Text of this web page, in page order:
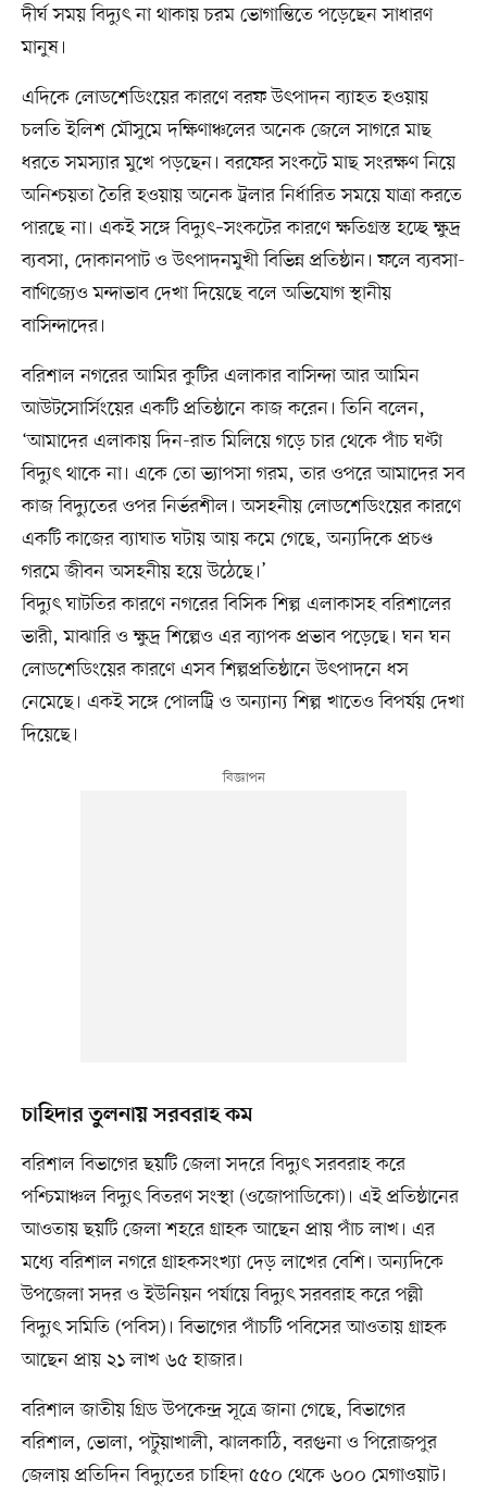
দীর্ঘ সময় বিদ্যুৎ না থাকায় চরম ভোগান্তিতে পড়েছেন সাধারণ
মানুষ।
এদিকে লোডশেডিংয়ের কারণে বরফ উৎপাদন ব্যাহত হওয়ায়
চলতি ইলিশ মৌসুমে দক্ষিণাঞ্চলের অনেক জেলে সাগরে মাছ
ধরতে সমস্যার মুখে পড়ছেন। বরফের সংকটে মাছ সংরক্ষণ নিয়ে
অনিশ্চয়তা তৈরি হওয়ায় অনেক ট্রলার নির্ধারিত সময়ে যাত্রা করতে
পারছে না। একই সঙ্গে বিদ্যুৎ–সংকটের কারণে ক্ষতিগ্রস্ত হচ্ছে ক্ষুদ্র
ব্যবসা, দোকানপাট ও উৎপাদনমুখী বিভিন্ন প্রতিষ্ঠান। ফলে ব্যবসা-
বাণিজ্যেও মন্দাভাব দেখা দিয়েছে বলে অভিযোগ স্থানীয়
বাসিন্দাদের।
বরিশাল নগরের আমির কুটির এলাকার বাসিন্দা আর আমিন
আউটসোর্সিংয়ের একটি প্রতিষ্ঠানে কাজ করেন। তিনি বলেন,
‘আমাদের এলাকায় দিন-রাত মিলিয়ে গড়ে চার থেকে পাঁচ ঘণ্টা
বিদ্যুৎ থাকে না। একে তো ভ্যাপসা গরম, তার ওপরে আমাদের সব
কাজ বিদ্যুতের ওপর নির্ভরশীল। অসহনীয় লোডশেডিংয়ের কারণে
একটি কাজের ব্যাঘাত ঘটায় আয় কমে গেছে, অন্যদিকে প্রচণ্ড
গরমে জীবন অসহনীয় হয়ে উঠেছে।’
বিদ্যুৎ ঘাটতির কারণে নগরের বিসিক শিল্প এলাকাসহ বরিশালের
ভারী, মাঝারি ও ক্ষুদ্র শিল্পেও এর ব্যাপক প্রভাব পড়েছে। ঘন ঘন
লোডশেডিংয়ের কারণে এসব শিল্পপ্রতিষ্ঠানে উৎপাদনে ধস
নেমেছে। একই সঙ্গে পোলট্রি ও অন্যান্য শিল্প খাতেও বিপর্যয় দেখা
দিয়েছে।
চাহিদার তুলনায় সরবরাহ কম
বরিশাল বিভাগের ছয়টি জেলা সদরে বিদ্যুৎ সরবরাহ করে
পশ্চিমাঞ্চল বিদ্যুৎ বিতরণ সংস্থা (ওজোপাডিকো)। এই প্রতিষ্ঠানের
আওতায় ছয়টি জেলা শহরে গ্রাহক আছেন প্রায় পাঁচ লাখ। এর
মধ্যে বরিশাল নগরে গ্রাহকসংখ্যা দেড় লাখের বেশি। অন্যদিকে
উপজেলা সদর ও ইউনিয়ন পর্যায়ে বিদ্যুৎ সরবরাহ করে পল্লী
বিদ্যুৎ সমিতি (পবিস)। বিভাগের পাঁচটি পবিসের আওতায় গ্রাহক
আছেন প্রায় ২১ লাখ ৬৫ হাজার।
বরিশাল জাতীয় গ্রিড উপকেন্দ্র সূত্রে জানা গেছে, বিভাগের
বরিশাল, ভোলা, পটুয়াখালী, ঝালকাঠি, বরগুনা ও পিরোজপুর
জেলায় প্রতিদিন বিদ্যুতের চাহিদা ৫৫০ থেকে ৬০০ মেগাওয়াট।